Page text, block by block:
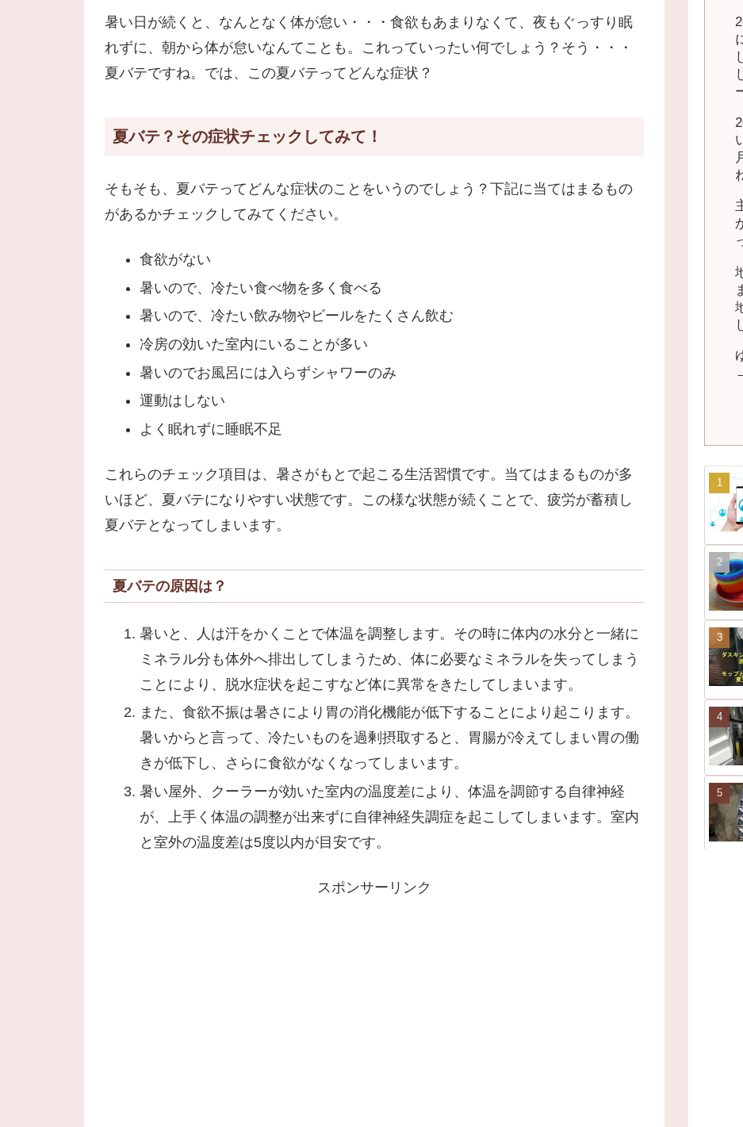
暑い日が続くと、なんとなく体が怠い・・・食欲もあまりなくて、夜もぐっすり眠
れずに、朝から体が怠いなんてことも。これっていったい何でしょう？そう・・・
夏バテですね。では、この夏バテってどんな症状？
夏バテ？その症状チェックしてみて！
そもそも、夏バテってどんな症状のことをいうのでしょう？下記に当てはまるもの
があるかチェックしてみてください。
食欲がない
暑いので、冷たい食べ物を多く食べる
暑いので、冷たい飲み物やビールをたくさん飲む
冷房の効いた室内にいることが多い
暑いのでお風呂には入らずシャワーのみ
運動はしない
よく眠れずに睡眠不足
これらのチェック項目は、暑さがもとで起こる生活習慣です。当てはまるものが多
いほど、夏バテになりやすい状態です。この様な状態が続くことで、疲労が蓄積し
夏バテとなってしまいます。
夏バテの原因は？
暑いと、人は汗をかくことで体温を調整します。その時に体内の水分と一緒に
ミネラル分も体外へ排出してしまうため、体に必要なミネラルを失ってしまう
ことにより、脱水症状を起こすなど体に異常をきたしてしまいます。
また、食欲不振は暑さにより胃の消化機能が低下することにより起こります。
暑いからと言って、冷たいものを過剰摂取すると、胃腸が冷えてしまい胃の働
きが低下し、さらに食欲がなくなってしまいます。
暑い屋外、クーラーが効いた室内の温度差により、体温を調節する自律神経
が、上手く体温の調整が出来ずに自律神経失調症を起こしてしまいます。室内
と室外の温度差は5度以内が目安です。
スポンサーリンク